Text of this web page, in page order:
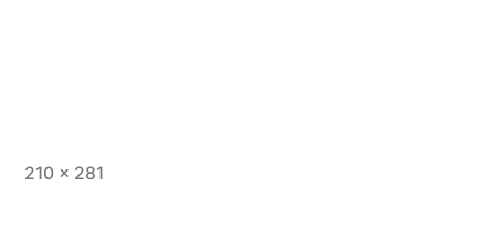
フ
210 × 281